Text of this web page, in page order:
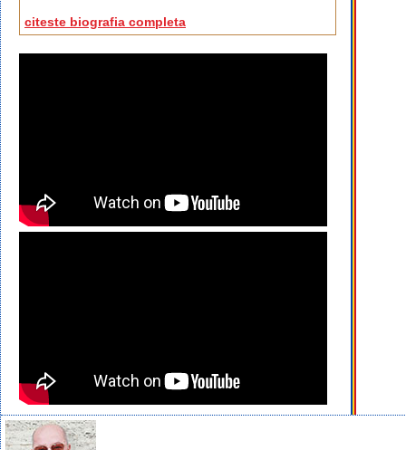
citeste biografia completa